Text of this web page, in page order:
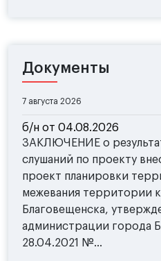
Документы
7 августа 2026
б/н от 04.08.2026
ЗАКЛЮЧЕНИЕ о
слушаний по проекту
проект планировки
межевания территории
Благовещенска,
администрации города
28.04.2021 №...